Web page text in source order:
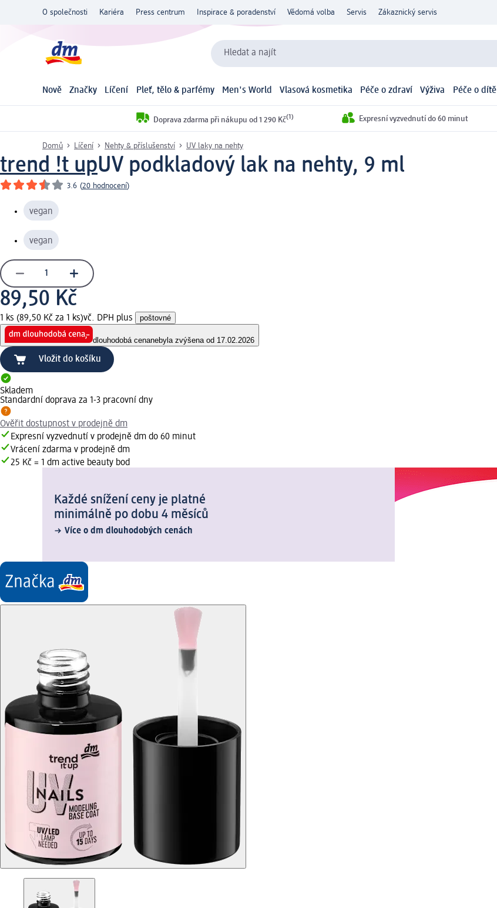
O společnosti Kariéra Press centrum Inspirace & poradenství Vědomá volba Servis Zákaznický servis
Hledat a najít
Nově Značky Líčení Pleť, tělo & parfémy Men's World Vlasová kosmetika Péče o zdraví Výživa Péče o dítě
Doprava zdarma při nákupu od 1 290 Kč(1) Expresní vyzvednutí do 60 minut
Domů Líčení Nehty & příslušenství UV laky na nehty
trend !t upUV podkladový lak na nehty, 9 ml
3.6 (20 hodnocení)
vegan
vegan
89,50 Kč
1 ks (89,50 Kč za 1 ks)vč. DPH plus poštovné
dlouhodobá cenanebyla zvýšena od 17.02.2026
Vložit do košíku
Skladem
Standardní doprava za 1-3 pracovní dny
Ověřit dostupnost v prodejně dm
Expresní vyzvednutí v prodejně dm do 60 minut
Vrácení zdarma v prodejně dm
25 Kč = 1 dm active beauty bod
Každé snížení ceny je platné
minimálně po dobu 4 měsíců
Více o dm dlouhodobých cenách